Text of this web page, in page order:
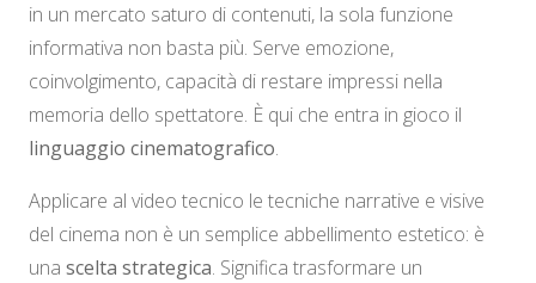
in un mercato saturo di contenuti, la sola funzione
informativa non basta più. Serve emozione,
coinvolgimento, capacità di restare impressi nella
memoria dello spettatore. È qui che entra in gioco il
linguaggio cinematografico.
Applicare al video tecnico le tecniche narrative e visive
del cinema non è un semplice abbellimento estetico: è
una scelta strategica. Significa trasformare un